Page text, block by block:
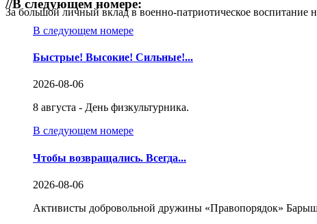
За большой личный вклад в военно-патриотическое воспитание
//В следующем номере:
В следующем номере
Быстрые! Высокие! Сильные!...
2026-08-06
8 августа - День физкультурника.
В следующем номере
Чтобы возвращались. Всегда...
2026-08-06
Активисты добровольной дружины «Правопорядок»